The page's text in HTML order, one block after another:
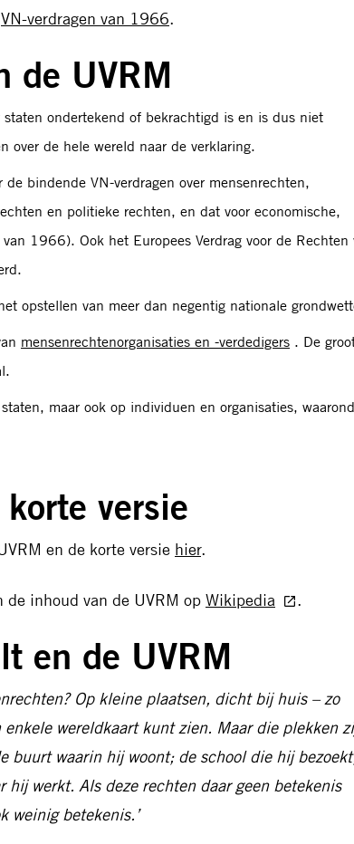
VN-verdragen van 1966.
de UVRM
ondertekend of bekrachtigd is en is dus niet
over de hele wereld naar de verklaring.
bindende VN-verdragen over mensenrechten,
en politieke rechten, en dat voor economische,
1966). Ook het Europees Verdrag voor de Rechten
opstellen van meer dan negentig nationale
mensenrechtenorganisaties en -verdedigers . De
maar ook op individuen en organisaties,
versie
en de korte versie hier.
inhoud van de UVRM op Wikipedia .
en de UVRM
Op kleine plaatsen, dicht bij huis – zo
wereldkaart kunt zien. Maar die plekken
buurt waarin hij woont; de school die hij
werkt. Als deze rechten daar geen betekenis
weinig betekenis.’